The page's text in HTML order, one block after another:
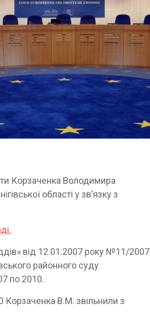
Корзаченка Володимира
області у зв’язку з
від 12.01.2007 року №11/2007
районного суду
по 2010.
В.М. звільнили з